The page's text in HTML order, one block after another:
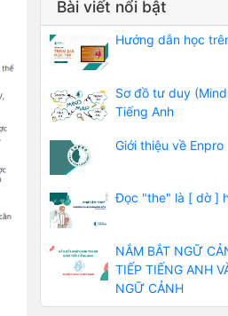
Bài viết nổi bật
Hướng dẫn học
Sơ đồ tư duy
Tiếng Anh
Giới thiệu về Enpro
Đọc "the" là [ dờ ]
NẮM BẮT NGỮ
TIẾP TIẾNG ANH
NGỮ CẢNH